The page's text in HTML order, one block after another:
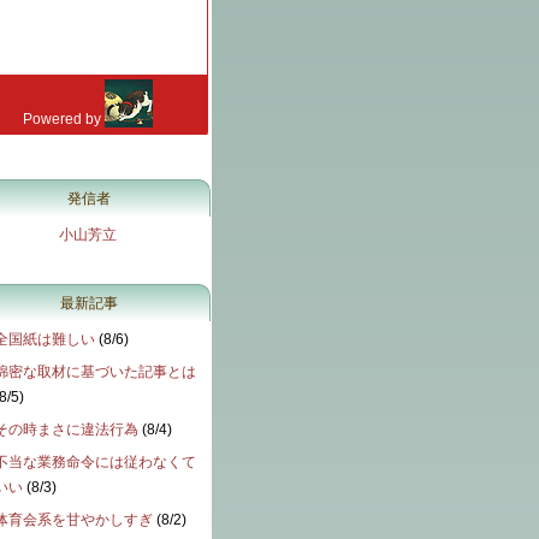
発信者
小山芳立
最新記事
国紙は難しい (8/6)
密な取材に基づいた記事とは
8/5)
の時まさに違法行為 (8/4)
当な業務命令には従わなくて
い (8/3)
育会系を甘やかしすぎ (8/2)